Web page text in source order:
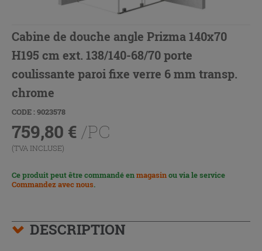
Cabine de douche angle Prizma 140x70
H195 cm ext. 138/140-68/70 porte
coulissante paroi fixe verre 6 mm transp.
chrome
CODE : 9023578
759,80 € /PC
(TVA INCLUSE)
Ce produit peut être commandé enmagasinou via le service
Commandez avec nous.
DESCRIPTION